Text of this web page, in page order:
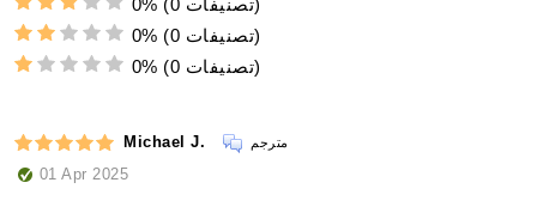
0%
(0 تصنيفات)
0%
(0 تصنيفات)
0%
(0 تصنيفات)
Michael J. مترجم
01 Apr 2025